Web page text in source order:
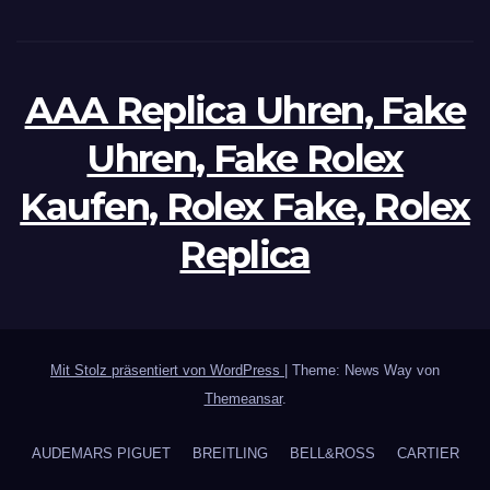
AAA Replica Uhren, Fake
Uhren, Fake Rolex
Kaufen, Rolex Fake, Rolex
Replica
Mit Stolz präsentiert von WordPress
Theme: News Way von
Themeansar.
AUDEMARS PIGUET BREITLING BELL&ROSS CARTIER